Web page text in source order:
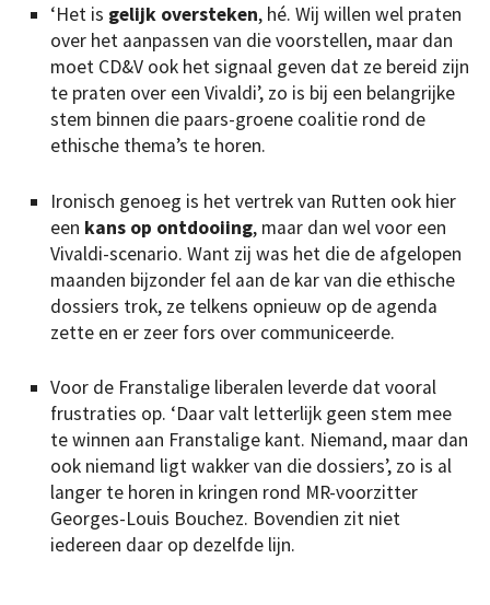
‘Het is gelijk oversteken, hé. Wij willen wel praten
over het aanpassen van die voorstellen, maar dan
moet CD&V ook het signaal geven dat ze bereid zijn
te praten over een Vivaldi’, zo is bij een belangrijke
stem binnen die paars-groene coalitie rond de
ethische thema’s te horen.
Ironisch genoeg is het vertrek van Rutten ook hier
een kans op ontdooiing, maar dan wel voor een
Vivaldi-scenario. Want zij was het die de afgelopen
maanden bijzonder fel aan de kar van die ethische
dossiers trok, ze telkens opnieuw op de agenda
zette en er zeer fors over communiceerde.
Voor de Franstalige liberalen leverde dat vooral
frustraties op. ‘Daar valt letterlijk geen stem mee
te winnen aan Franstalige kant. Niemand, maar dan
ook niemand ligt wakker van die dossiers’, zo is al
langer te horen in kringen rond MR-voorzitter
Georges-Louis Bouchez. Bovendien zit niet
iedereen daar op dezelfde lijn.